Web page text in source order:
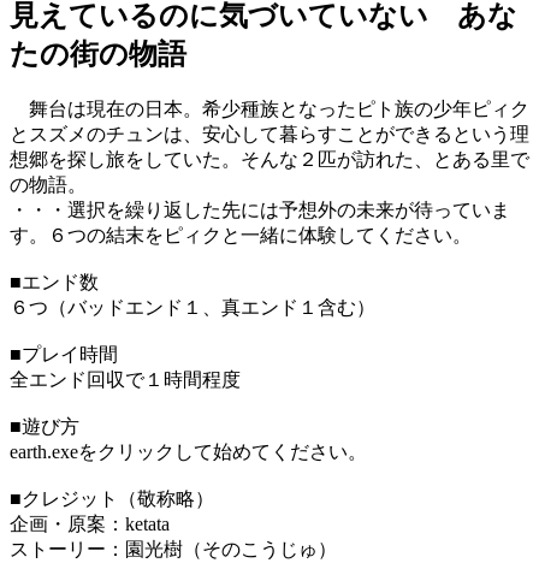
見えているのに気づいていない あな
たの街の物語
舞台は現在の日本。希少種族となったピト族の少年ピィク
とスズメのチュンは、安心して暮らすことができるという理
想郷を探し旅をしていた。そんな２匹が訪れた、とある里で
の物語。
・・・選択を繰り返した先には予想外の未来が待っていま
す。６つの結末をピィクと一緒に体験してください。
■エンド数
６つ（バッドエンド１、真エンド１含む）
■プレイ時間
全エンド回収で１時間程度
■遊び方
earth.exeをクリックして始めてください。
■クレジット（敬称略）
企画・原案：ketata
ストーリー：園光樹（そのこうじゅ）